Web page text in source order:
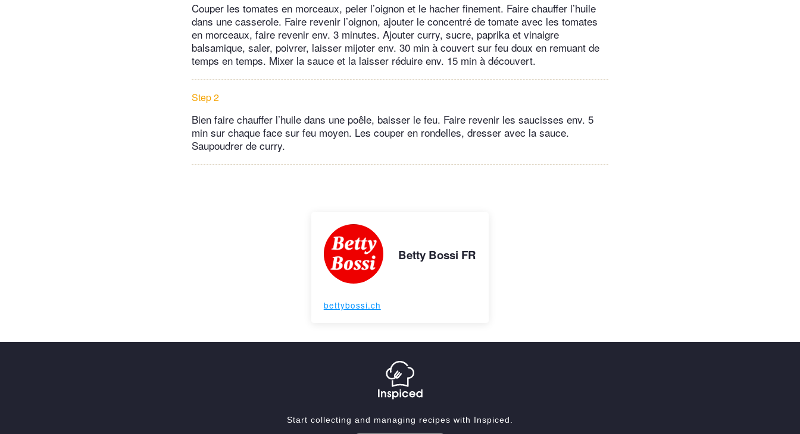
Couper les tomates en morceaux, peler l’oignon et le hacher finement. Faire chauffer l’huile
dans une casserole. Faire revenir l’oignon, ajouter le concentré de tomate avec les tomates
en morceaux, faire revenir env. 3 minutes. Ajouter curry, sucre, paprika et vinaigre
balsamique, saler, poivrer, laisser mijoter env. 30 min à couvert sur feu doux en remuant de
temps en temps. Mixer la sauce et la laisser réduire env. 15 min à découvert.
Step 2
Bien faire chauffer l’huile dans une poêle, baisser le feu. Faire revenir les saucisses env. 5
min sur chaque face sur feu moyen. Les couper en rondelles, dresser avec la sauce.
Saupoudrer de curry.
Betty Bossi FR
bettybossi.ch
Start collecting and managing recipes with Inspiced.